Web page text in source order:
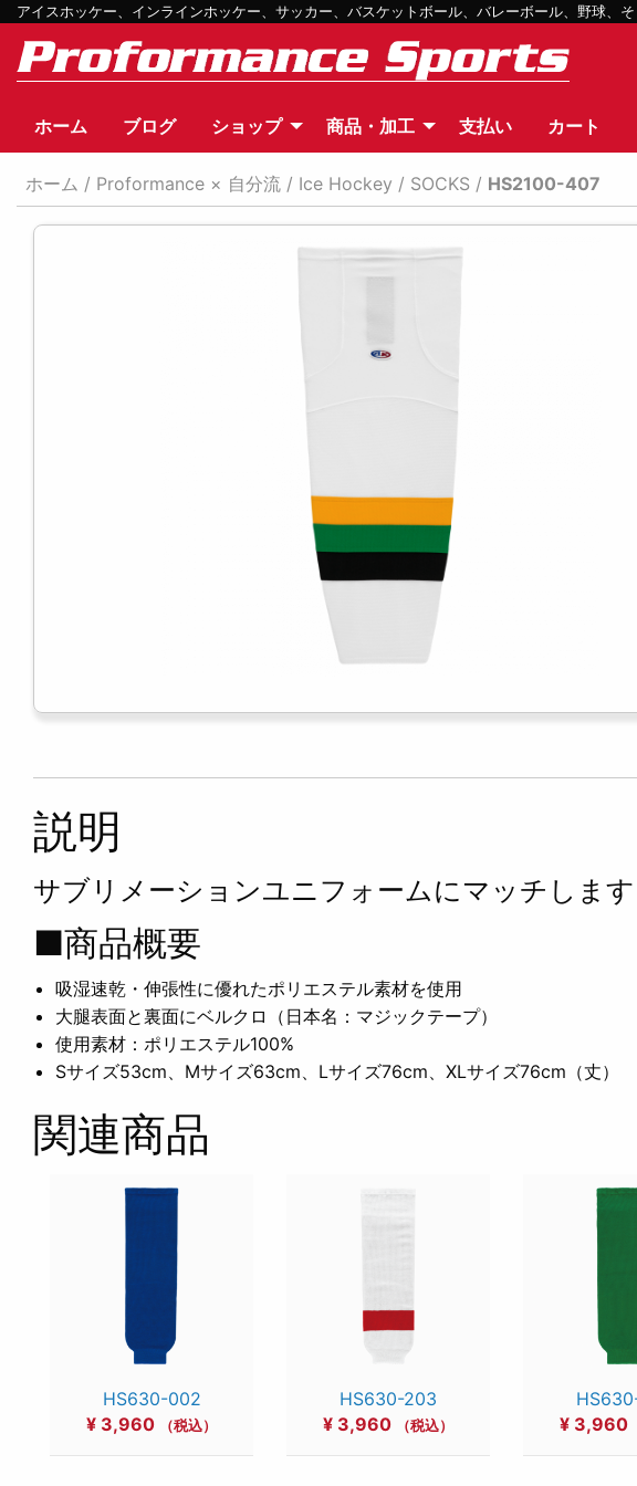
アイスホッケー、インラインホッケー、サッカー、バスケットボール、バレーボール、野球、
ホーム ブログ ショップ 商品・加工 支払い カート
ホーム / Proformance × 自分流 / Ice Hockey / SOCKS / HS2100-407
説明
サブリメーションユニフォームにマッチします
■商品概要
吸湿速乾・伸張性に優れたポリエステル素材を使用
大腿表面と裏面にベルクロ（日本名：マジックテープ）
使用素材：ポリエステル100%
Sサイズ53cm、Mサイズ63cm、Lサイズ76cm、XLサイズ76cm（丈）
関連商品
HS630-002
¥ 3,960 （税込）
HS630-203
¥ 3,960 （税込）
¥ 3,960